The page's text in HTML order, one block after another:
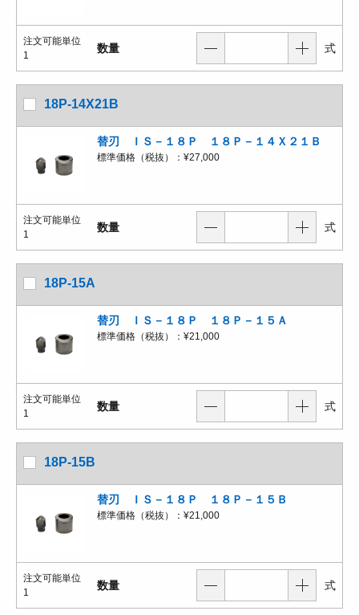
注文可能単位
1
数量 式
18P-14X21B
替刃 ＩＳ－１８Ｐ １８Ｐ－１４Ｘ２１Ｂ
標準価格（税抜）： ¥27,000
注文可能単位
1
数量 式
18P-15A
替刃 ＩＳ－１８Ｐ １８Ｐ－１５Ａ
標準価格（税抜）： ¥21,000
注文可能単位
1
数量 式
18P-15B
替刃 ＩＳ－１８Ｐ １８Ｐ－１５Ｂ
標準価格（税抜）： ¥21,000
注文可能単位
1
数量 式